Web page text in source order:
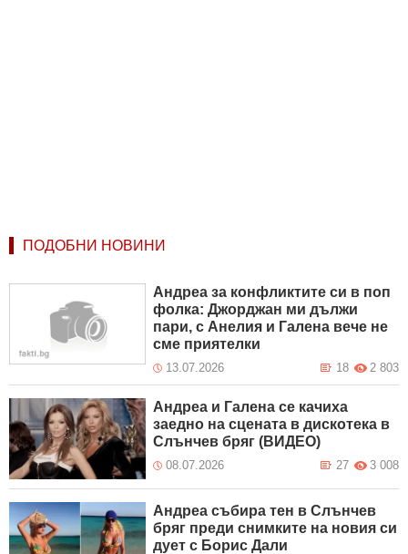
ПОДОБНИ НОВИНИ
Андреа за конфликтите си в поп
фолка: Джорджан ми дължи
пари, с Анелия и Галена вече не
сме приятелки
13.07.2026 2 803
18
Андреа и Галена се качиха
заедно на сцената в дискотека в
Слънчев бряг (ВИДЕО)
08.07.2026 3 008
27
Андреа събира тен в Слънчев
бряг преди снимките на новия си
дует с Борис Дали